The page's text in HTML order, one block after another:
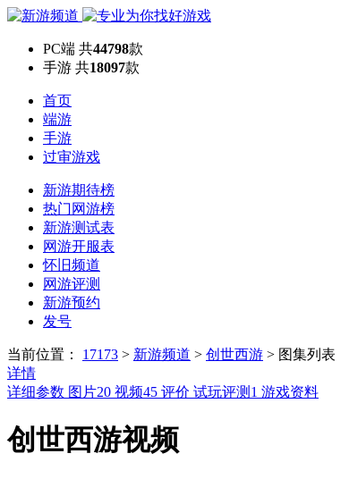
PC端 共44798款
手游 共18097款
首页
端游
手游
过审游戏
新游期待榜
热门网游榜
新游测试表
网游开服表
怀旧频道
网游评测
新游预约
发号
当前位置： 17173 > 新游频道 > 创世西游 > 图集列表
详情
详细参数 图片20 视频45 评价 试玩评测 1 游戏资料
创世西游视频